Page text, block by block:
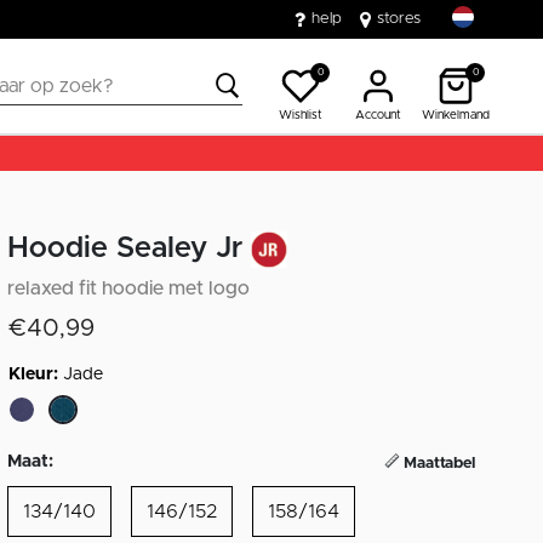
help stores
0
Wishlist Account
0
Winkelmand
Hoodie Sealey Jr
relaxed fit hoodie met logo
€40,99
Kleur:Jade
Maat: Maattabel
134/140 146/152 158/164